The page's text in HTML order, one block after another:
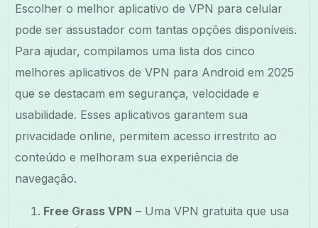
Escolher o melhor aplicativo de VPN para celular
pode ser assustador com tantas opções disponíveis.
Para ajudar, compilamos uma lista dos cinco
melhores aplicativos de VPN para Android em 2025
que se destacam em segurança, velocidade e
usabilidade. Esses aplicativos garantem sua
privacidade online, permitem acesso irrestrito ao
conteúdo e melhoram sua experiência de
navegação.
Free Grass VPN – Uma VPN gratuita que usa